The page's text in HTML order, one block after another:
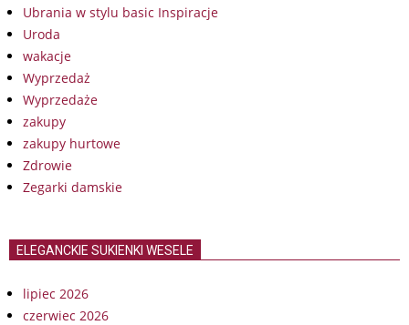
Ubrania w stylu basic Inspiracje
Uroda
wakacje
Wyprzedaż
Wyprzedaże
zakupy
zakupy hurtowe
Zdrowie
Zegarki damskie
ELEGANCKIE SUKIENKI WESELE
lipiec 2026
czerwiec 2026